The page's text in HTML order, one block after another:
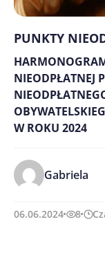
PUNKTY
NIEODPŁATNEJ
W ROKU 2024
Gabriela
06.06.2024 8